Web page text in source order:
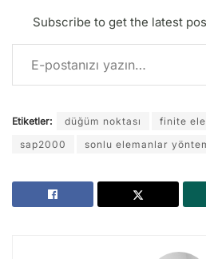
Subscribe to get the latest
E-postanızı yazın…
Etiketler: düğüm noktası
finite
sap2000
sonlu elemanlar